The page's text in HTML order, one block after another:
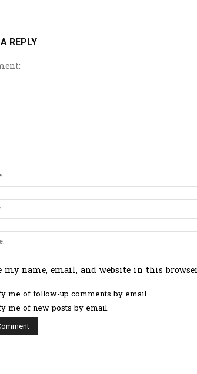
REPLY
my name, email, and website in this
me of follow-up comments by email.
me of new posts by email.